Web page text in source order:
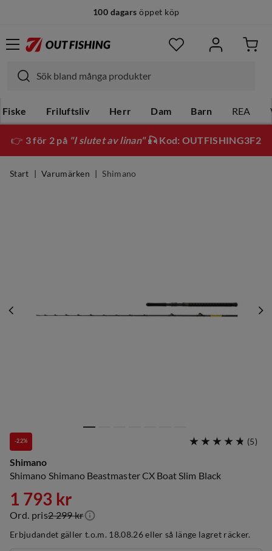
100 dagars öppet köp
Fiske Friluftsliv Herr Dam Barn REA
👉 3 för 2 på "I slutet av linan"🎣 Kod: OUTFISHING3F2
Start Varumärken Shimano
-22% (5)
Shimano
Shimano Shimano Beastmaster CX Boat Slim Black
discounted
price
1 793 kr
original
price
Ord. pris2 299 kr
Erbjudandet gäller t.o.m. 18.08.26 eller så länge lagret räcker.